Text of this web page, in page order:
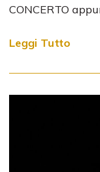
CONCERTO
Leggi Tutto